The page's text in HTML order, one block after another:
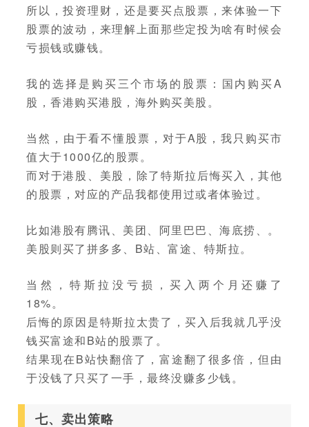
所以，投资理财，还是要买点股票，来体验一下
股票的波动，来理解上面那些定投为啥有时候会
亏损钱或赚钱。
我的选择是购买三个市场的股票：国内购买A
股，香港购买港股，海外购买美股。
当然，由于看不懂股票，对于A股，我只购买市
值大于1000亿的股票。
而对于港股、美股，除了特斯拉后悔买入，其他
的股票，对应的产品我都使用过或者体验过。
比如港股有腾讯、美团、阿里巴巴、海底捞、。
美股则买了拼多多、B站、富途、特斯拉。
当然，特斯拉没亏损，买入两个月还赚了
18%。
后悔的原因是特斯拉太贵了，买入后我就几乎没
钱买富途和B站的股票了。
结果现在B站快翻倍了，富途翻了很多倍，但由
于没钱了只买了一手，最终没赚多少钱。
七、卖出策略